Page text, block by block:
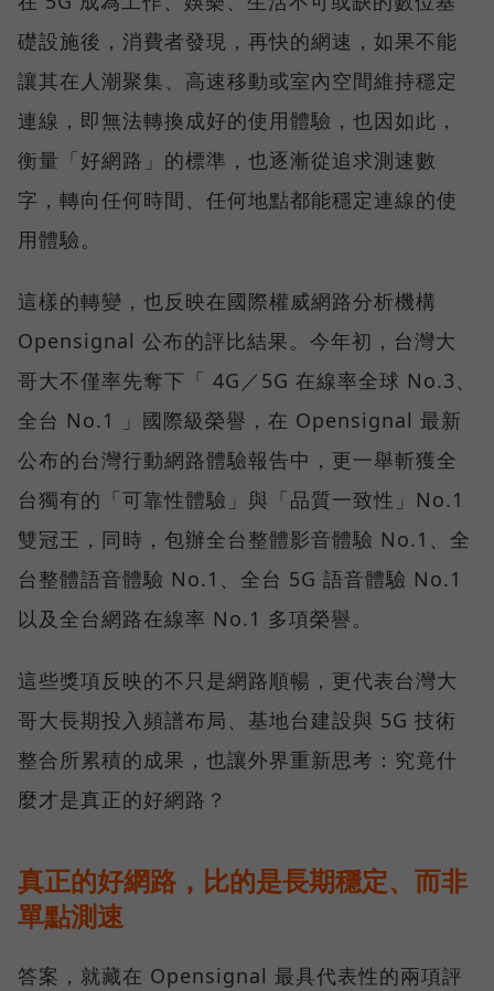
礎設施後，消費者發現，再快的網速，如果不能
讓其在人潮聚集、高速移動或室內空間維持穩定
連線，即無法轉換成好的使用體驗，也因如此，
衡量「好網路」的標準，也逐漸從追求測速數
字，轉向任何時間、任何地點都能穩定連線的使
用體驗。
這樣的轉變，也反映在國際權威網路分析機構
Opensignal 公布的評比結果。今年初，台灣大
哥大不僅率先奪下「 4G／5G 在線率全球 No.3、
全台 No.1 」國際級榮譽，在 Opensignal 最新
公布的台灣行動網路體驗報告中，更一舉斬獲全
台獨有的「可靠性體驗」與「品質一致性」No.1
雙冠王，同時，包辦全台整體影音體驗 No.1、全
台整體語音體驗 No.1、全台 5G 語音體驗 No.1
以及全台網路在線率 No.1 多項榮譽。
這些獎項反映的不只是網路順暢，更代表台灣大
哥大長期投入頻譜布局、基地台建設與 5G 技術
整合所累積的成果，也讓外界重新思考：究竟什
麼才是真正的好網路？
真正的好網路，比的是長期穩定、而非
單點測速
答案，就藏在 Opensignal 最具代表性的兩項評